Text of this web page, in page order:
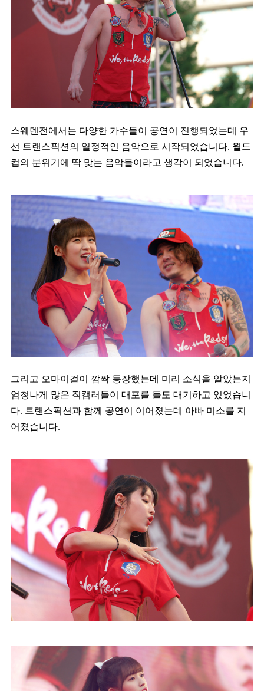
스웨덴전에서는 다양한 가수들이 공연이 진행되었는데 우
선 트랜스픽션의 열정적인 음악으로 시작되었습니다. 월드
컵의 분위기에 딱 맞는 음악들이라고 생각이 되었습니다.
그리고 오마이걸이 깜짝 등장했는데 미리 소식을 알았는지
엄청나게 많은 직캠러들이 대포를 들도 대기하고 있었습니
다. 트랜스픽션과 함께 공연이 이어졌는데 아빠 미소를 지
어졌습니다.